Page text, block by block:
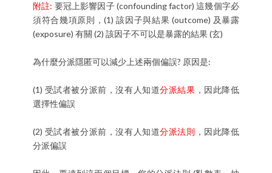
附註: 要冠上影響因子 (confounding factor) 這幾個字必
須符合幾項原則，(1) 該因子與結果 (outcome) 及暴露
(exposure) 有關 (2) 該因子不可以是暴露的結果 (玄)
為什麼分派隱匿可以減少上述兩個偏誤? 原因是:
(1) 受試者被分派前，沒有人知道分派結果 ，因此降低
選擇性偏誤
(2) 受試者被分派前，沒有人知道分派法則
，因此降低
分派偏誤